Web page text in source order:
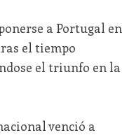
a Portugal en
el tiempo
el triunfo en la
venció a